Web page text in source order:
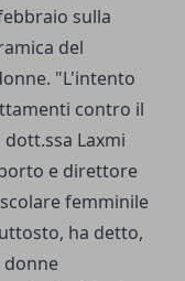
sulla
del
"L'intento
contro il
Laxmi
e direttore
femminile
ha detto,
donne